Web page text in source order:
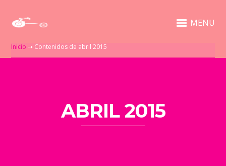
MENU
Inicio ➝ Contenidos de abril 2015
ABRIL 2015